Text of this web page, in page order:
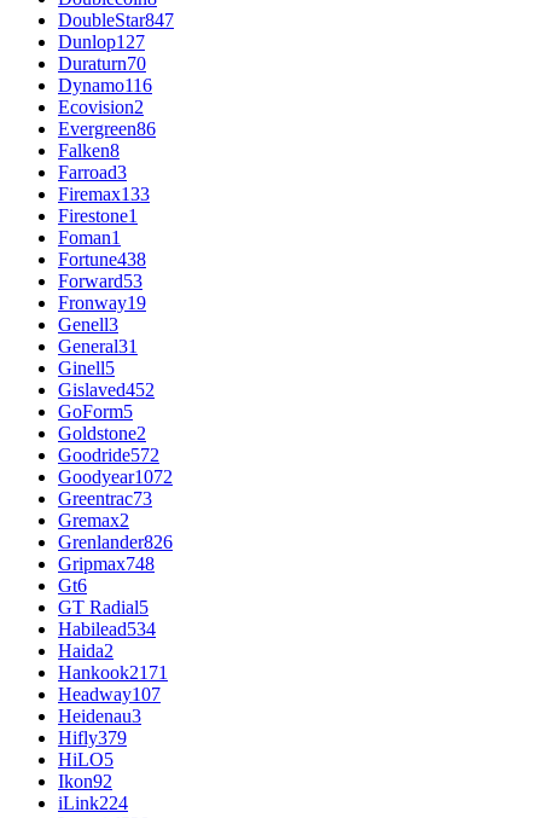
DoubleStar847
Dunlop127
Duraturn70
Dynamo116
Ecovision2
Evergreen86
Falken8
Farroad3
Firemax133
Firestone1
Foman1
Fortune438
Forward53
Fronway19
Genell3
General31
Ginell5
Gislaved452
GoForm5
Goldstone2
Goodride572
Goodyear1072
Greentrac73
Gremax2
Grenlander826
Gripmax748
Gt6
GT Radial5
Habilead534
Haida2
Hankook2171
Headway107
Heidenau3
Hifly379
HiLO5
Ikon92
iLink224